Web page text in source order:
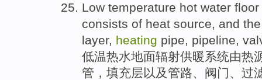
Low temperature hot water floor
consists of heat source, and
layer, heating pipe, pipeline,
低温热水地面辐射供暖系统由热
管 ， 填充层以及 管路、 阀门、 过